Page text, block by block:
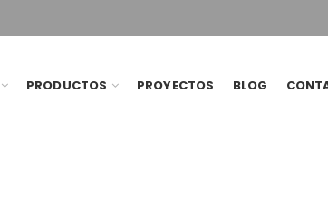
PRODUCTOS PROYECTOS BLOG